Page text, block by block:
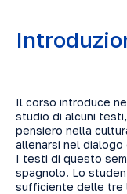
Il corso introduce
studio di alcuni
pensiero nella
allenarsi nel dialogo
I testi di questo
spagnolo. Lo
sufficiente delle tre